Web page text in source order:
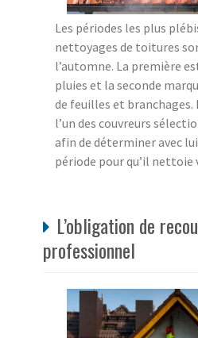
Les périodes les plus
nettoyages de toitures
l’automne. La première
pluies et la seconde
de feuilles et branchages.
l’un des couvreurs
afin de déterminer avec
période pour qu’il
L’obligation de
professionnel